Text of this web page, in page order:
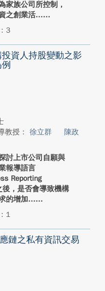
家族公司所控制，
之創業活...
3
資人持股變動之影
教授： 徐立群
陳政
上市公司自願與
報導語言
Reporting
後，是否會導致機構
的增加...
1
鏈之私有資訊交易